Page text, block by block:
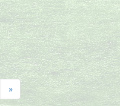
»